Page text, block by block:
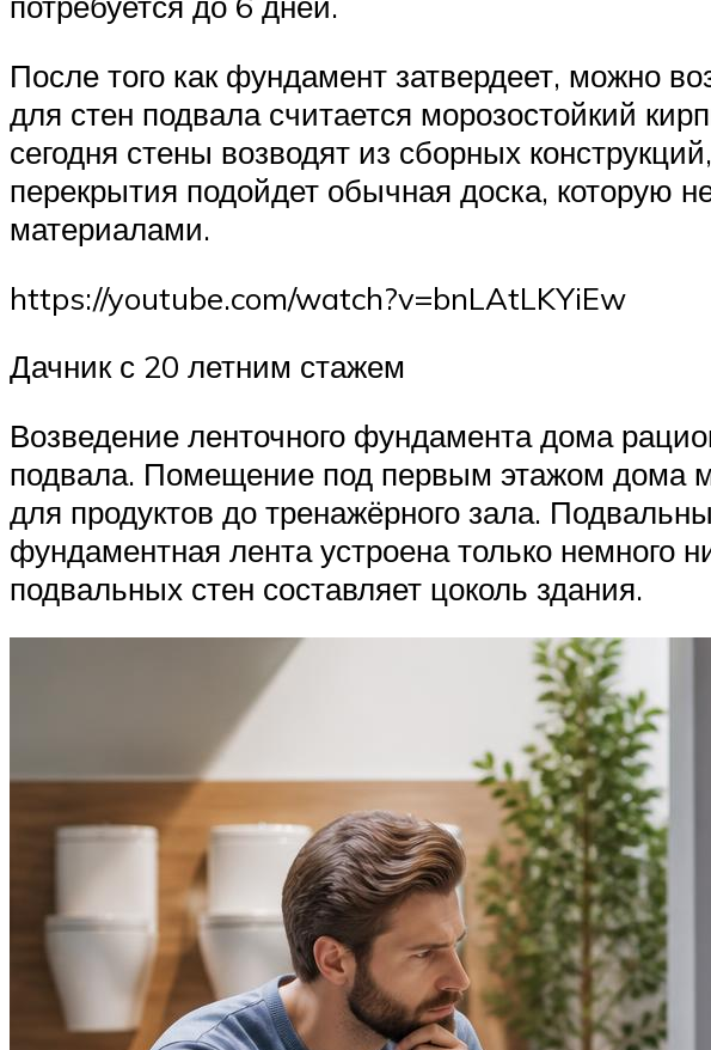
После того как фундамент затвердеет, можно
для стен подвала считается морозостойкий
сегодня стены возводят из сборных
перекрытия подойдет обычная доска, которую
материалами.
https://youtube.com/watch?v=bnLAtLKYiEw
Дачник с 20 летним стажем
Возведение ленточного фундамента дома
подвала. Помещение под первым этажом дома
для продуктов до тренажёрного зала.
фундаментная лента устроена только немного
подвальных стен составляет цоколь здания.